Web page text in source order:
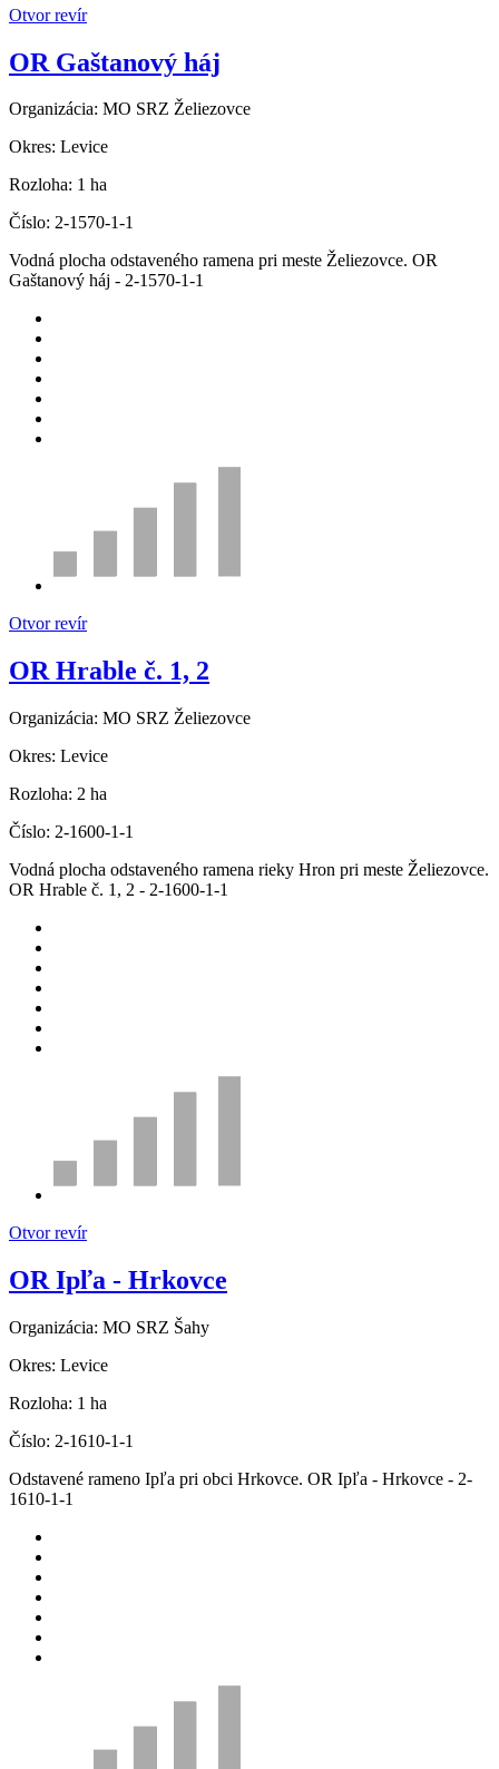
Otvor revír
OR Gaštanový háj
Organizácia: MO SRZ Želiezovce
Okres: Levice
Rozloha: 1 ha
Číslo: 2-1570-1-1
Vodná plocha odstaveného ramena pri meste Želiezovce. OR
Gaštanový háj - 2-1570-1-1
Otvor revír
OR Hrable č. 1, 2
Organizácia: MO SRZ Želiezovce
Okres: Levice
Rozloha: 2 ha
Číslo: 2-1600-1-1
Vodná plocha odstaveného ramena rieky Hron pri meste Želiezovce.
OR Hrable č. 1, 2 - 2-1600-1-1
Otvor revír
OR Ipľa - Hrkovce
Organizácia: MO SRZ Šahy
Okres: Levice
Rozloha: 1 ha
Číslo: 2-1610-1-1
Odstavené rameno Ipľa pri obci Hrkovce. OR Ipľa - Hrkovce - 2-
1610-1-1